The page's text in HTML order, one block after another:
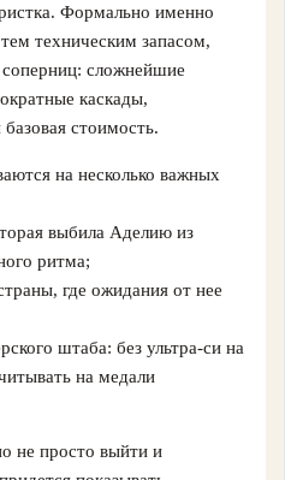
Формально именно
техническим запасом,
сложнейшие
каскады,
стоимость.
на несколько важных
выбила Аделию из
ритма;
где ожидания от нее
штаба: без ультра-си на
на медали
не просто выйти и